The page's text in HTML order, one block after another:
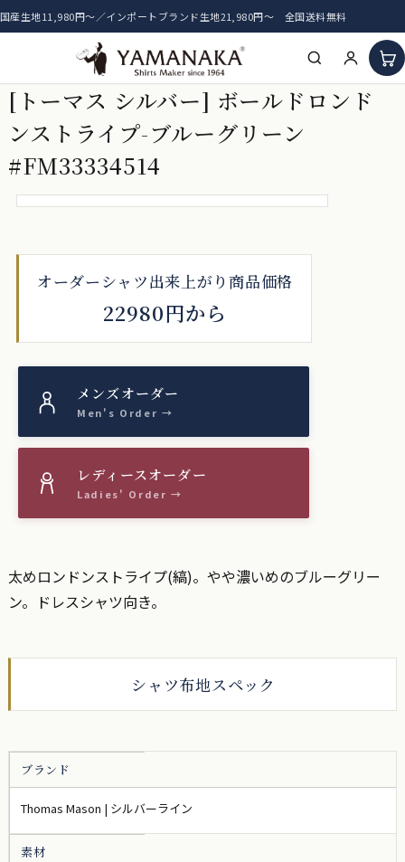
国産生地11,980円〜／インポートブランド生地21,980円〜 全国送料無料
HOME
新着生地
[トーマス シルバー] ボールドロンド
ンストライプ-ブルーグリーン
#FM33334514
オーダーシャツ出来上がり商品価格
22980円から
太めロンドンストライプ(縞)。やや濃いめのブルーグリー
ン。ドレスシャツ向き。
シャツ布地スペック
ブランド
Thomas Mason | シルバーライン
素材